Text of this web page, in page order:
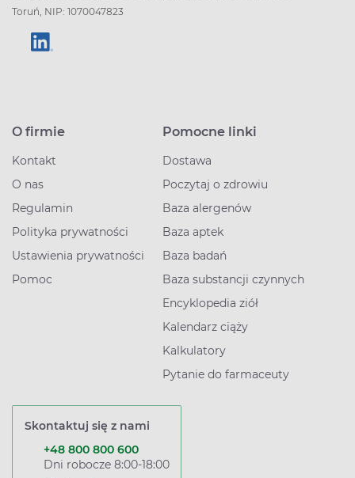
Toruń, NIP: 1070047823
O firmie
Kontakt
O nas
Regulamin
Polityka prywatności
Ustawienia prywatności
Pomoc
Pomocne linki
Dostawa
Poczytaj o zdrowiu
Baza alergenów
Baza aptek
Baza badań
Baza substancji czynnych
Encyklopedia ziół
Kalendarz ciąży
Kalkulatory
Pytanie do farmaceuty
Skontaktuj się z nami
+48 800 800 600
Dni robocze 8:00-18:00